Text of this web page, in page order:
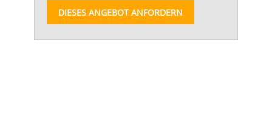
DIESES ANGEBOT ANFORDERN